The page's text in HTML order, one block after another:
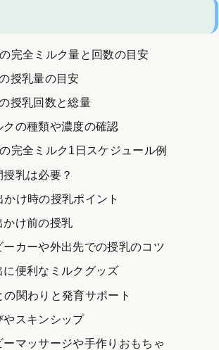
完全ミルク量と回数の目安
授乳量の目安
授乳回数と総量
クの種類や濃度の確認
完全ミルク1日スケジュール例
授乳は必要？
かけ時の授乳ポイント
かけ前の授乳
ーカーや外出先での授乳のコツ
に便利なミルクグッズ
の関わりと発育サポート
やスキンシップ
ーマッサージや手作りおもちゃ